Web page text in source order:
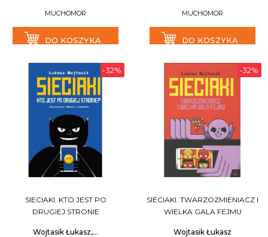
MUCHOMOR
DO KOSZYKA
MUCHOMOR
DO KOSZYKA
-32%
SIECIAKI. KTO JEST PO
DRUGIEJ STRONIE
Wojtasik Łukasz,...
-32%
SIECIAKI. TWARZOZMIENIACZ I
WIELKA GALA FEJMU
Wojtasik Łukasz